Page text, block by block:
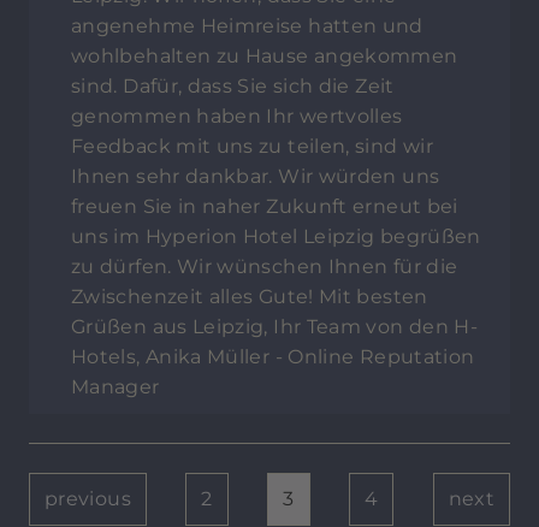
angenehme Heimreise hatten und
wohlbehalten zu Hause angekommen
sind. Dafür, dass Sie sich die Zeit
genommen haben Ihr wertvolles
Feedback mit uns zu teilen, sind wir
Ihnen sehr dankbar. Wir würden uns
freuen Sie in naher Zukunft erneut bei
uns im Hyperion Hotel Leipzig begrüßen
zu dürfen. Wir wünschen Ihnen für die
Zwischenzeit alles Gute! Mit besten
Grüßen aus Leipzig, Ihr Team von den H-
Hotels, Anika Müller - Online Reputation
Manager
previous 2 3 4 next